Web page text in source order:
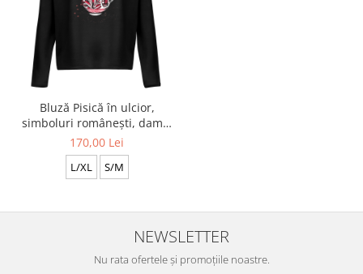
Bluză Pisică în ulcior,
simboluri românești, damă,
culoare neagră CIR150
170,00 Lei
L/XL S/M
NEWSLETTER
Nu rata ofertele și promoțiile noastre.